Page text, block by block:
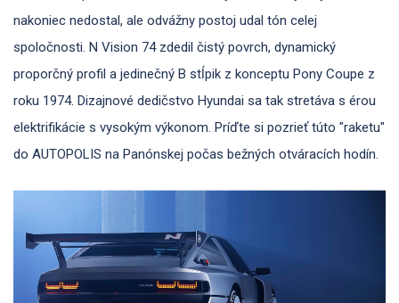
nakoniec nedostal, ale odvážny postoj udal tón celej
spoločnosti. N Vision 74 zdedil čistý povrch, dynamický
proporčný profil a jedinečný B stĺpik z konceptu Pony Coupe z
roku 1974. Dizajnové dedičstvo Hyundai sa tak stretáva s érou
elektrifikácie s vysokým výkonom. Príďte si pozrieť túto "raketu"
do AUTOPOLIS na Panónskej počas bežných otváracích hodín.